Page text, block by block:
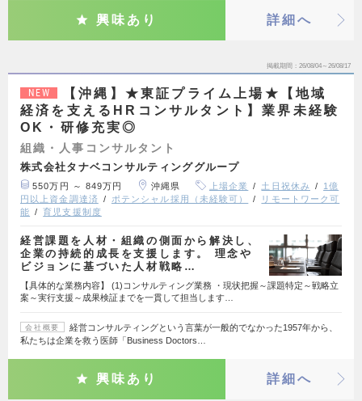
興味あり 詳細へ
掲載期間 26/08/04～26/08/17
NEW
【沖縄】★東証プライム上場★【地域
経済を支えるHRコンサルタント】業界未経験
OK・研修充実◎
組織・人事コンサルタント
株式会社タナベコンサルティンググループ
550万円 ～ 849万円 沖縄県 上場企業 土日祝休み
1億
円以上資金調達済
ポテンシャル採用（未経験可）
リモートワーク可
能
育児支援制度
経営課題を人材・組織の側面から解決し、
企業の持続的成長を支援します。 理念や
ビジョンに基づいた人材戦略…
【具体的な業務内容】 (1)コンサルティング業務 ・現状把握～課題特定～戦略立
案～実行支援～成果検証までを一貫して担当します…
会社概要
経営コンサルティングという言葉が一般的でなかった1957年から、
私たちは企業を救う医師「Business Doctors…
興味あり 詳細へ